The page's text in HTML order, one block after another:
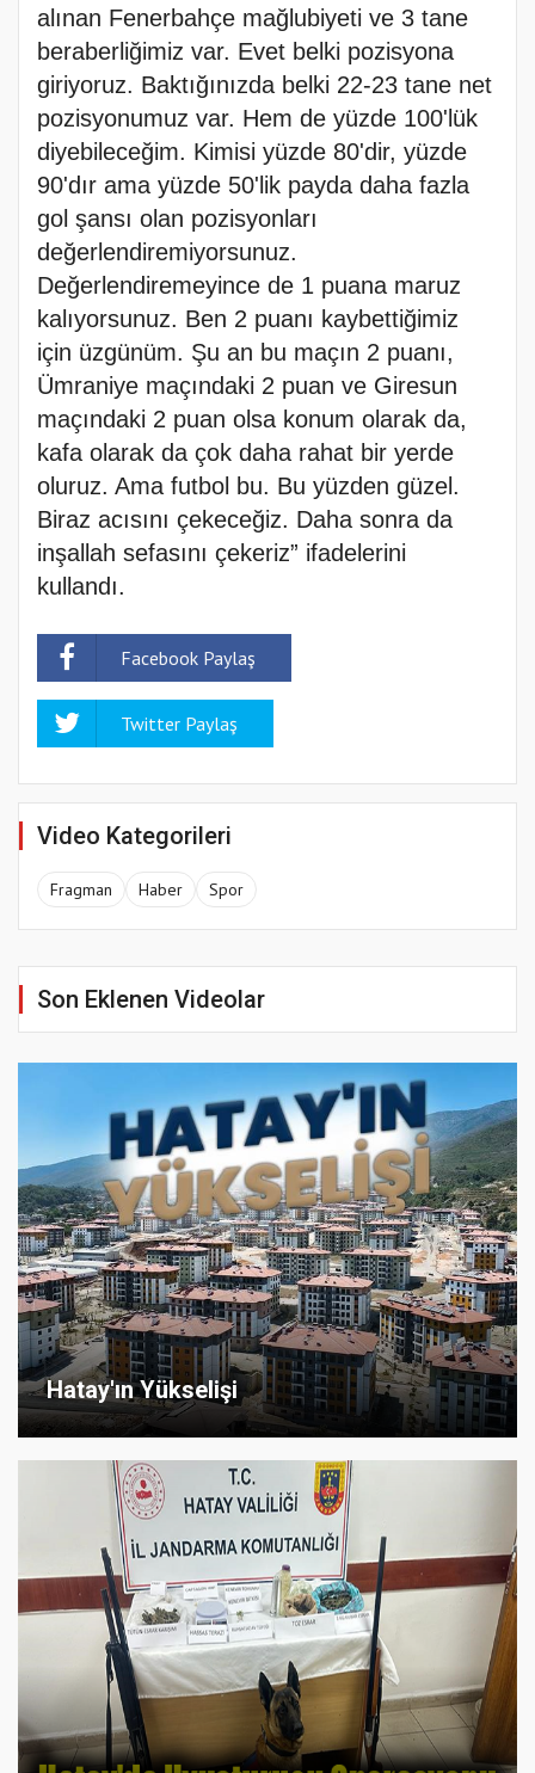
alınan Fenerbahçe mağlubiyeti ve 3 tane
beraberliğimiz var. Evet belki pozisyona
giriyoruz. Baktığınızda belki 22-23 tane net
pozisyonumuz var. Hem de yüzde 100'lük
diyebileceğim. Kimisi yüzde 80'dir, yüzde
90'dır ama yüzde 50'lik payda daha fazla
gol şansı olan pozisyonları
değerlendiremiyorsunuz.
Değerlendiremeyince de 1 puana maruz
kalıyorsunuz. Ben 2 puanı kaybettiğimiz
için üzgünüm. Şu an bu maçın 2 puanı,
Ümraniye maçındaki 2 puan ve Giresun
maçındaki 2 puan olsa konum olarak da,
kafa olarak da çok daha rahat bir yerde
oluruz. Ama futbol bu. Bu yüzden güzel.
Biraz acısını çekeceğiz. Daha sonra da
inşallah sefasını çekeriz” ifadelerini
kullandı.
Facebook Paylaş
Twitter Paylaş
Video Kategorileri
Fragman Haber Spor
Son Eklenen Videolar
Hatay'ın Yükselişi